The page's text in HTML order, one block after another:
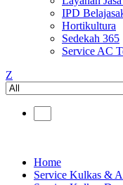
IPD
Hortikultura
Sedekah 365
Service AC
Z
Home
Service Kulkas &